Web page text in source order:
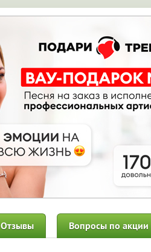
Отзывы Вопросы по акции